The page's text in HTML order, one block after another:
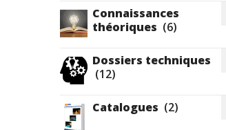
Connaissances
théoriques (6)
Dossiers techniques
(12)
Catalogues (2)